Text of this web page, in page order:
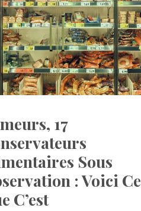
17
Sous
: Voici Ce
C’est